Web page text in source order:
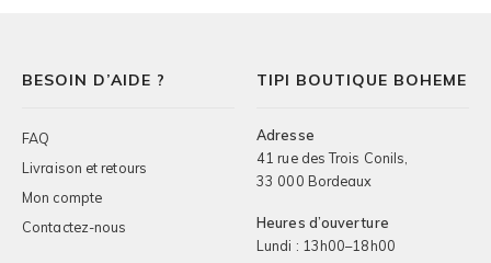
BESOIN D’AIDE ?
FAQ
Livraison et retours
Mon compte
Contactez-nous
TIPI BOUTIQUE BOHEME
Adresse
41 rue des Trois Conils,
33 000 Bordeaux
Heures d’ouverture
Lundi : 13h00–18h00